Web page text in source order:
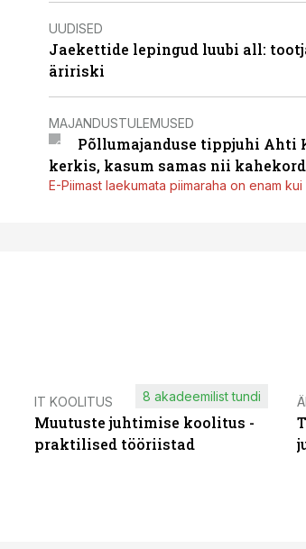
UUDISED
Jaekettide lepingud luubi all:
äririski
MAJANDUSTULEMUSED
Põllumajanduse tippjuhi Ahti
kerkis, kasum samas nii
E-Piimast laekumata piimaraha on enam
IT KOOLITUS
Muutuste juhtimise koolitus -
praktilised tööriistad
8 akadeemilist tundi